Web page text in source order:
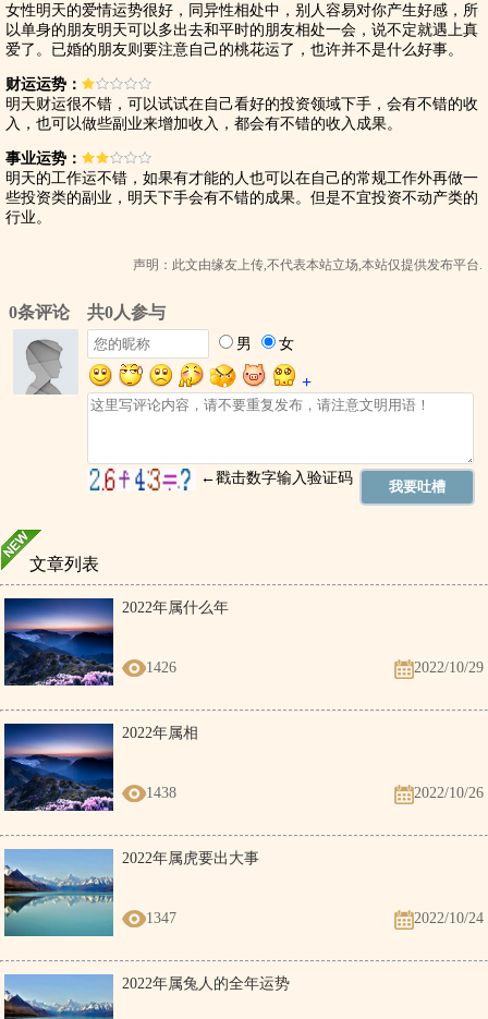
女性明天的爱情运势很好，同异性相处中，别人容易对你产生好感，所
以单身的朋友明天可以多出去和平时的朋友相处一会，说不定就遇上真
爱了。已婚的朋友则要注意自己的桃花运了，也许并不是什么好事。
财运运势：
明天财运很不错，可以试试在自己看好的投资领域下手，会有不错的收
入，也可以做些副业来增加收入，都会有不错的收入成果。
事业运势：
明天的工作运不错，如果有才能的人也可以在自己的常规工作外再做一
些投资类的副业，明天下手会有不错的成果。但是不宜投资不动产类的
行业。
声明：此文由缘友 上传,不代表本站立场,本站仅提供发布平台.
文章列表
2022年属什么年
1426 2022/10/29
2022年属相
1438 2022/10/26
2022年属虎要出大事
1347 2022/10/24
2022年属兔人的全年运势